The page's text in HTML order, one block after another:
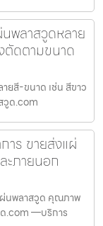
พลาสวูดหลาย
ตัดตามขนาด
ยสี-ขนาด เช่น สีขาว
วูด.com
าร ขายส่งแผ่
ะภายนอก
ผ่นพลาสวูด คุณภาพ
ด.com —บริการ